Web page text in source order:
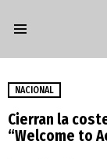
NACIONAL
Cierran la
“Welcome to